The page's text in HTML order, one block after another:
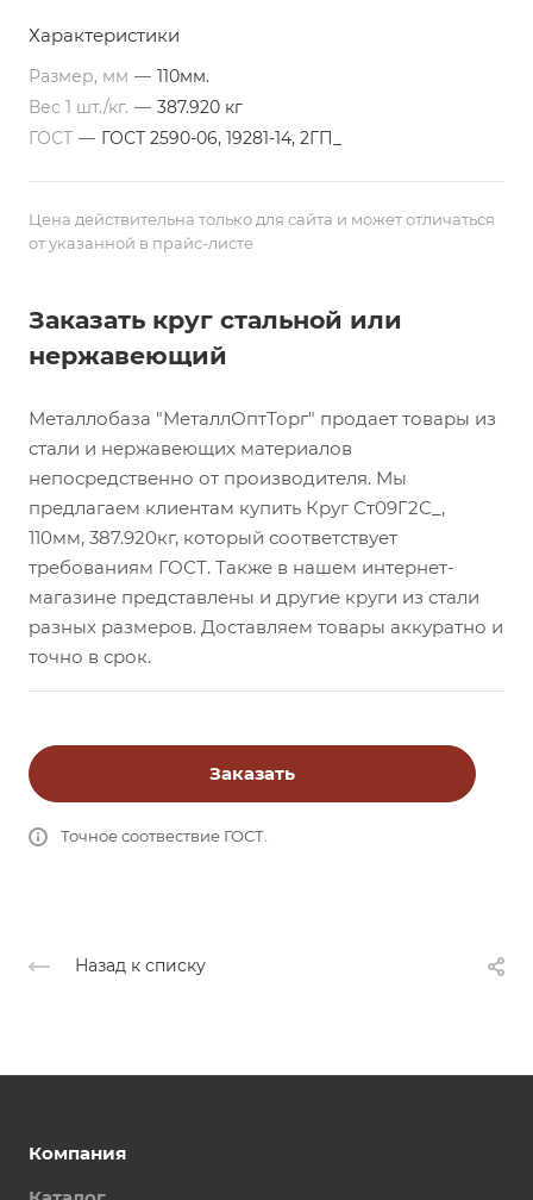
Характеристики
Размер, мм — 110мм.
Вес 1 шт./кг. — 387.920 кг
ГОСТ — ГОСТ 2590-06, 19281-14, 2ГП_
Цена действительна только для сайта и может отличаться
от указанной в прайс-листе
Заказать круг стальной или
нержавеющий
Металлобаза "МеталлОптТорг" продает товары из
стали и нержавеющих материалов
непосредственно от производителя. Мы
предлагаем клиентам купить Круг Ст09Г2С_,
110мм, 387.920кг, который соответствует
требованиям ГОСТ. Также в нашем интернет-
магазине представлены и другие круги из стали
разных размеров. Доставляем товары аккуратно и
точно в срок.
Заказать
Точное соотвествие ГОСТ.
Назад к списку
Компания